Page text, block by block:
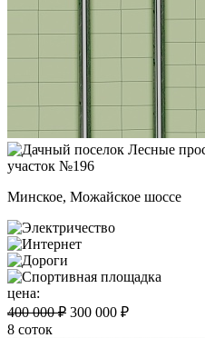
участок №196
Минское, Можайское шоссе
цена:
400 000 ₽ 300 000 ₽
8 соток